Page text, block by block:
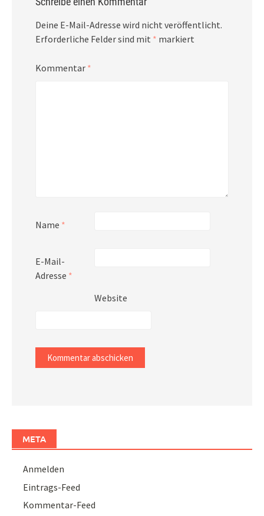
Deine E-Mail-Adresse wird nicht veröffentlicht.
Erforderliche Felder sind mit * markiert
Kommentar *
Name *
E-Mail-
Adresse *
Website
META
Anmelden
Eintrags-Feed
Kommentar-Feed